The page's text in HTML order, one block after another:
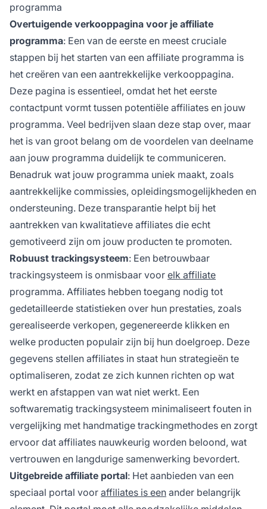
programma
Overtuigende verkooppagina voor je affiliate
programma: Een van de eerste en meest cruciale
stappen bij het starten van een affiliate programma is
het creëren van een aantrekkelijke verkooppagina.
Deze pagina is essentieel, omdat het het eerste
contactpunt vormt tussen potentiële affiliates en jouw
programma. Veel bedrijven slaan deze stap over, maar
het is van groot belang om de voordelen van deelname
aan jouw programma duidelijk te communiceren.
Benadruk wat jouw programma uniek maakt, zoals
aantrekkelijke commissies, opleidingsmogelijkheden en
ondersteuning. Deze transparantie helpt bij het
aantrekken van kwalitatieve affiliates die echt
gemotiveerd zijn om jouw producten te promoten.
Robuust trackingsysteem: Een betrouwbaar
trackingsysteem is onmisbaar voor elk affiliate
programma. Affiliates hebben toegang nodig tot
gedetailleerde statistieken over hun prestaties, zoals
gerealiseerde verkopen, gegenereerde klikken en
welke producten populair zijn bij hun doelgroep. Deze
gegevens stellen affiliates in staat hun strategieën te
optimaliseren, zodat ze zich kunnen richten op wat
werkt en afstappen van wat niet werkt. Een
softwarematig trackingsysteem minimaliseert fouten in
vergelijking met handmatige trackingmethodes en zorgt
ervoor dat affiliates nauwkeurig worden beloond, wat
vertrouwen en langdurige samenwerking bevordert.
Uitgebreide affiliate portal: Het aanbieden van een
speciaal portal voor affiliates is een ander belangrijk